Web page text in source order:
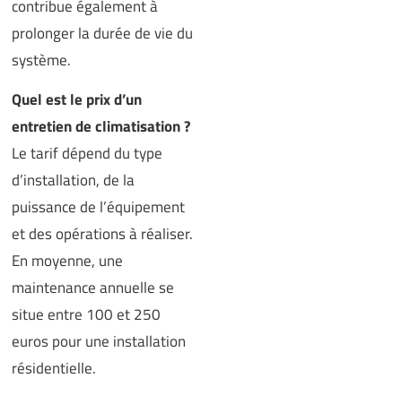
contribue également à
prolonger la durée de vie du
système.
Quel est le prix d’un
entretien de climatisation ?
Le tarif dépend du type
d’installation, de la
puissance de l’équipement
et des opérations à réaliser.
En moyenne, une
maintenance annuelle se
situe entre 100 et 250
euros pour une installation
résidentielle.